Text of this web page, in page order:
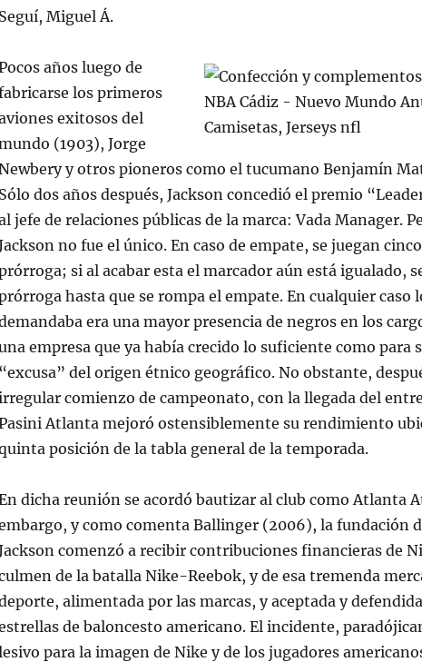
Seguí, Miguel Á.
años luego de
los primeros
exitosos del
(1903), Jorge
y otros pioneros como el tucumano Benjamín
Sólo dos años después, Jackson concedió el premio
jefe de relaciones públicas de la marca: Vada Manager.
no fue el único. En caso de empate, se juegan
si al acabar esta el marcador aún está igualado,
hasta que se rompa el empate. En cualquier caso
era una mayor presencia de negros en los
empresa que ya había crecido lo suficiente como para
“excusa” del origen étnico geográfico. No obstante,
comienzo de campeonato, con la llegada del
Atlanta mejoró ostensiblemente su rendimiento
posición de la tabla general de la temporada.
dicha reunión se acordó bautizar al club como Atlanta
y como comenta Ballinger (2006), la fundación
comenzó a recibir contribuciones financieras de
de la batalla Nike-Reebok, y de esa tremenda
alimentada por las marcas, y aceptada y
de baloncesto americano. El incidente,
para la imagen de Nike y de los jugadores